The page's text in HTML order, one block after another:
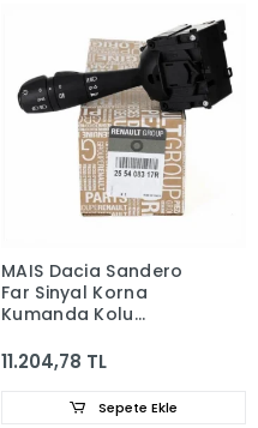
MAIS Dacia Sandero
Far Sinyal Korna
Kumanda Kolu
11.204,78 TL
Sepete Ekle